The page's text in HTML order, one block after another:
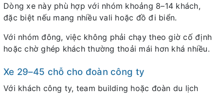
Dòng xe này phù hợp với nhóm khoảng 8–14 khách,
đặc biệt nếu mang nhiều vali hoặc đồ đi biển.
Với nhóm đông, việc không phải chạy theo giờ cố định
hoặc chờ ghép khách thường thoải mái hơn khá nhiều.
Xe 29–45 chỗ cho đoàn công ty
Với khách công ty, team building hoặc đoàn du lịch